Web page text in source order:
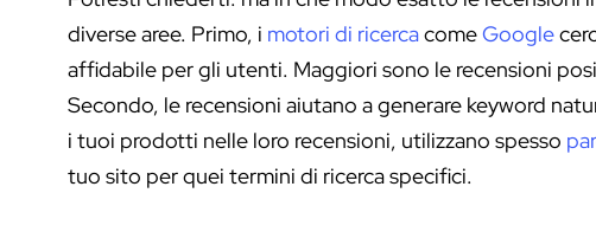
diverse aree. Primo, i motori di ricercacomeGoogle
affidabile per gli utenti. Maggiori sono le recensioni
Secondo, le recensioni aiutano a generare keyword
i tuoi prodotti nelle loro recensioni, utilizzano spesso
tuo sito per quei termini di ricerca specifici.